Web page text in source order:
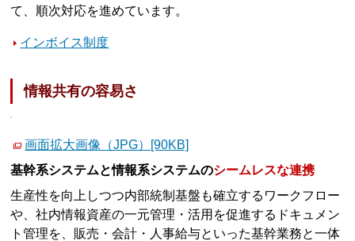
て、順次対応を進めています。
インボイス制度
情報共有の容易さ
画面拡大画像（JPG）[90KB]
基幹系システムと情報系システムのシームレスな連携
生産性を向上しつつ内部統制基盤も確立するワークフロー
や、社内情報資産の一元管理・活用を促進するドキュメン
ト管理を、販売・会計・人事給与といった基幹業務と一体